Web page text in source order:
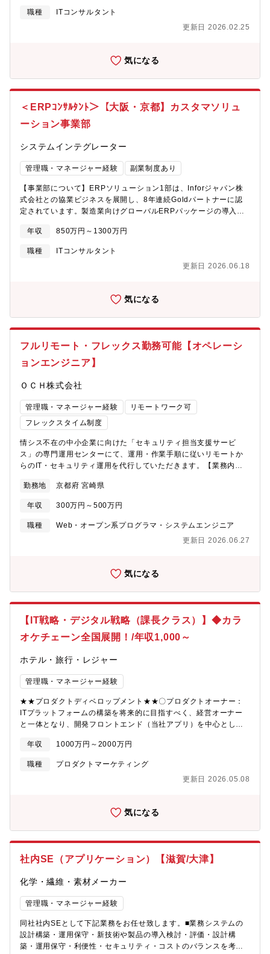
かなりお得。オムロングループおよび退職者向けの「オムロン団
体保険」「海外旅行保険」などの保険サービスも充実。従業員持
◆◇◆◇◆◇◆◇◆◆◇◆◇◆◇◆◇◆◆◇◆◇◆◇◆◇【数字
率：7.9％転勤経験者：1.8％平均年齢：42.1歳（20代18.4％、30
代18.4％、40代35.5％、50代27.6％）平均残業時間：15.4時間
在籍人数：159名オムロンGと外部の割合：オムロンG58.3%、外
28,3%、その他：5.3%勤務エリアの割合：関西：76.1%、関東
数のプロジェクトを経験しながらご自身の興味や適性、能力発揮
を見極めていただけます。・サイバーセキュリティ、クラウド、
AI、データガバナンスなど、IT・デジタルリスク領域における専
務＋フレックスタイム制が適用され、ライフスタイルに合わせた
クライアント先への常駐は基本的にございません。■パソナキャリ
やシニアマネージャークラスを始めとした内定実績も多数ござい
ます。・RA部門責任者である綾部様との会食経験があり、現場の
ましたら、ぜひお気軽にご相談ください。選考プロセスや面接対
ンについて】採用組織：リスクアシュアランス部（RA）想定職
経営・ITリスクアドバイザリー部門（RA）は、サイバーセキュリ
ティ&プライバシーやAIをはじめとしたデジタル・システムに関す
る監査・コンサルティング業務を通じて、デジタルテクノロジー
な信頼を」築く専門家集団です。【サービス内容】IT・デジタル
の知識を活用し、社会課題への対応から企業の固有のリスク対応
テム・プロセス保証業務・会計監査の一環で実施するIT基盤、ア
に係る個別テーマや内部統制の監査支援■サイバーセキュリティ・
サイバー攻撃の防御、検知、対応に必要な組織、技術、プロセス
に関するリスクや成熟度の評価、および管理態勢の構築や先進事
例の調査・助言■IT・DXガバナンス・ITの効果的な活用やDX推進
に伴うリスクを管理・監督するための枠組みの構築支援・大規模
インシデントの発生時の検証、再発防止策定支援■クラウドコンピ
ューティング・クラウド活用に必要な管理基準・規定の整備やク
（ISMAP対応支援）■データ＆プライバシー・業種業態に応じたプ
に基づく事業変革支援、内部不正の調査支援■プロジェクトリスク
アドバイザリー・大規模システム構築に関するプロジェクトリス
クの第三者評価及び提言・プロジェクト期間を通じたオフサイト
モニタリングと提言など【企業担当者補足】最近では、自動運転×
セキュリティの構築や生成AIガバナンスをテーマとした案件が増
加傾向にございます。これらの領域に関心がある方のご応募もお
新テクノロジーの発展は目を見張るものがございます。一方で、
することで発生しうるリスクなどを正しく理解する必要がござい
ます。RA部では、このリスクと正しく付き合い、最大限恩恵を享
職種
ITコンサルタント
更新日 2026.02.25
気になる
＜ERPｺﾝｻﾙﾀﾝﾄ＞【大阪・京都】カスタマソリュ
ーション事業部
システムインテグレーター
管理職・マネージャー経験 副業制度あり
【事業部について】ERPソリューション1部は、Inforジャパン株
式会社との協業ビジネスを展開し、8年連続Goldパートナーに認
定されています。製造業向けグローバルERPパッケージの導入コ
とをミッションとしており、近年はERP＋製造現場のDX化で更な
る事業拡大を計画しております。▼事業部の強み・製造業向けコ
ンサルタントとしての専門性・多数のERP導入実績（2011年～
ERP事業を行っています）・Infor社Goldパートナーに8年連続認
のノウハウを元に、お客様企業の経営管理強化まで担うことが同
「Infor」のコンサルタントとして、提案活動から、要件定義、導
じて担当いただきます。【ERP導入コンサルティング】・ 現状分
析、要件定義（Fit&Gap）・ ERP導入支援・ ERPアドオン機能設
の観点から『マネジメントコース』、『スペシャリストコース』
営の特徴から経営者感覚を養うことができます。◆マネジメント
コース役職者にはプロジェクトへの参画と同時に、組織運営をお
任せします。マネジメント能力向上を図る管理職研修などもござ
います。また、ダイバーシティ&インクルージョン推進の観点か
ら、女性管理職比率の向上にも取り組んでいます。◆スペシャリ
ストコース専門的な知識・スキルを発揮することで事業に貢献い
が認定されています。実績や資格取得に伴い、スペシャリストコ
躍できる仕組みになっており、ご自身のキャリアビジョンに応じ
て、マネジメントコースとスペシャリストコースの双方間での転
おり、そのうちERP導入コンサルおよび保守を行うERPｿﾘｭｰｼｮﾝ1
う経営管理の仕組みを強みに、主にグローバル展開を進める企業
ジへのニーズがますます高まる中で、国内の製造業向けの導入数
し、新卒・中途や年齢、性別を問わず幅広く活躍できる環境があ
ります。ご応募お待ちしております。
年収 850万円～1300万円
職種
ITコンサルタント
更新日 2026.06.18
気になる
フルリモート・フレックス勤務可能【オペレーシ
ョンエンジニア】
ＯＣＨ株式会社
管理職・マネージャー経験
リモートワーク可
フレックスタイム制度
情シス不在の中小企業に向けた「セキュリティ担当支援サービ
ス」の専門運用センターにて、運用・作業手順に従いリモートか
らのIT・セキュリティ運用を代行していただきます。【業務内
ルを用いたパッチ運用、資産管理、およびEDR・UTM（ファイア
ウォール、Wi-Fi、VPN等）の運用・保守・アラート監視・ヘルプ
デスク・トラブル対応： 異常検知時の一次対応・端末隔離や、
顧客からのPC・ネットワークに関する問い合わせ（電話・メー
ネットワーク脆弱性診断の実施と、客観的なデータに基づくセキ
ノベーション）： 業務の属人化を防ぐための運用回りの仕組み
作り、既存業務のDX化（業務効率改善）、マニュアルや社内シス
テム構成図の作成支援【募集背景】新サービスリリースに伴うメ
ンバ増員【業務環境】自社システム、Airtable、Google
Workspace、Slack、外部管理システム、外部SaaSサービス【魅
力・遣り甲斐】・マニュアル運用からスタートし、情報セキュリ
ティの頼れる「ガードマン」へ成長できます。 最初は手順書や
くため、セキュリティ専任としての経験がなくても安心です。
ゆくは異常にいち早く気づき、お客様のシステムを守り抜く「ガ
境です。・中小企業の「最後の砦」としての高い社会的意義 「情
シス不在」でセキュリティ対策に悩むお客様に対し、単なるツー
ルではなく「人」として伴走します。 大企業からのセキュリテ
ィ要請が高まる中、サプライチェーンの弱点となりがちな中小企
るという大きなやりがいを得られます。【働き方】フルリモー
ト・スーパーフレックス制度※で、プロセスよりも結果を重視す
数総労働時間で管理しております。予め設定されたみなし残業は
や会社判断により、勤務時間の指定や出社を指示する場合があり
ます。
勤務地 京都府 宮崎県
年収 300万円～500万円
職種
Web・オープン系プログラマ・システムエンジニア
更新日 2026.06.27
気になる
【IT戦略・デジタル戦略（課長クラス）】◆カラ
オケチェーン全国展開！/年収1,000～
ホテル・旅行・レジャー
管理職・マネージャー経験
★★プロダクトディベロップメント★★〇プロダクトオーナー：
ITプラットフォームの構築を将来的に目指すべく、経営オーナー
と一体となり、開発フロントエンド（当社アプリ）を中心とした
略やIT/デジタル戦略、ビジネスモデル構造を検討する段階にジョ
インしていただくイメージ。〇プロダクトエンジニア：当社アプ
リの技術開発責任者を担っていただきます。・アプリケーショ
ン、ソフトウェアの設計に特化し、主に機能の構築、ユーザーの
の連携・統合に特化し、特に、複数あるシステムの互換性やフレ
ンアーキテクチャ等）【当社について】当グループは、西日本最
ストラン事業、フィットネス事業、デリバリー事業、温浴事業、
数の事業を展開しております。第二創業期にある当社では、今ま
でのカラオケやエンタメの常識を、ヒトとテクノロジーの力で感
動と驚きの顧客体験に再定義するべく、当社代表である社長のリ
ーダーシップの下、現在、様々な変革を大胆に進めています。
（例：ユーザーがアプリから部屋を予約し、受付なしでの入室か
らスピード精算までをDXによる一気通貫で実現）
年収 1000万円～2000万円
職種
プロダクトマーケティング
更新日 2026.05.08
気になる
社内SE（アプリケーション）【滋賀/大津】
化学・繊維・素材メーカー
管理職・マネージャー経験
同社社内SEとして下記業務をお任せ致します。■業務システムの
設計構築・運用保守・新技術や製品の導入検討・評価・設計構
築・運用保守・利便性・セキュリティ・コストのバランスを考